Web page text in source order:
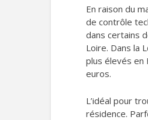
En raison du
de contrôle
dans certains
Loire. Dans la
plus élevés en
euros.
L’idéal pour
résidence.